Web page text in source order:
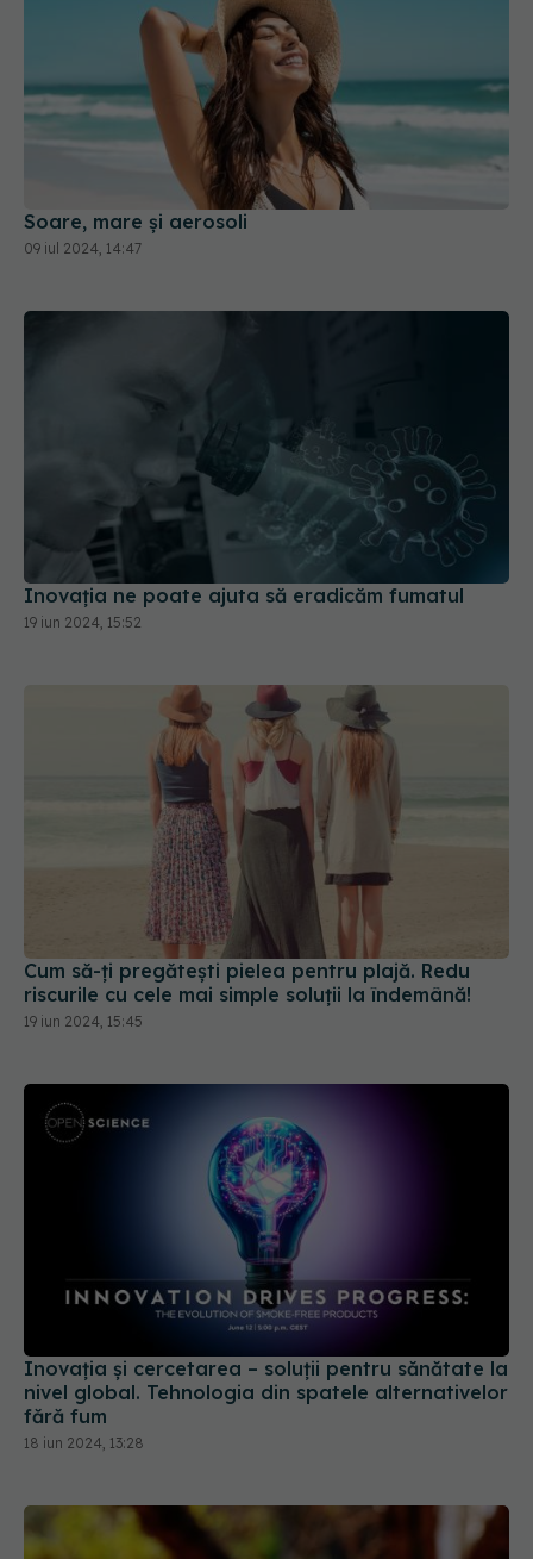
Soare, mare și aerosoli
09 iul 2024, 14:47
Inovația ne poate ajuta să eradicăm fumatul
19 iun 2024, 15:52
Cum să-ți pregătești pielea pentru plajă. Redu
riscurile cu cele mai simple soluții la îndemână!
19 iun 2024, 15:45
Inovația și cercetarea – soluții pentru sănătate la
nivel global. Tehnologia din spatele alternativelor
fără fum
18 iun 2024, 13:28